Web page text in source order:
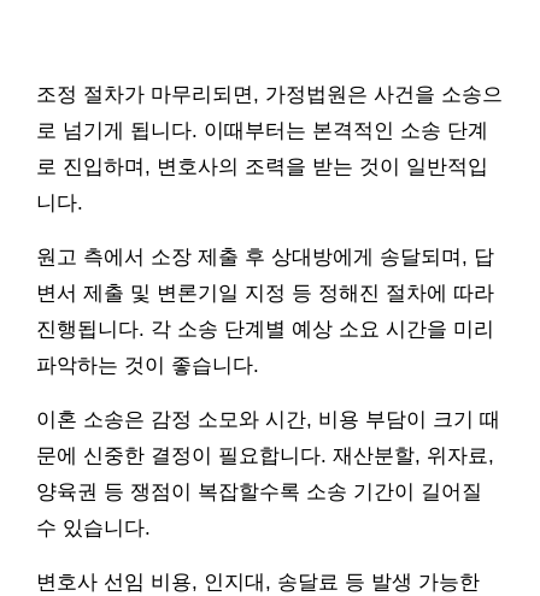
조정 절차가 마무리되면, 가정법원은 사건을 소송으
로 넘기게 됩니다. 이때부터는 본격적인 소송 단계
로 진입하며, 변호사의 조력을 받는 것이 일반적입
니다.
원고 측에서 소장 제출 후 상대방에게 송달되며, 답
변서 제출 및 변론기일 지정 등 정해진 절차에 따라
진행됩니다. 각 소송 단계별 예상 소요 시간을 미리
파악하는 것이 좋습니다.
이혼 소송은 감정 소모와 시간, 비용 부담이 크기 때
문에 신중한 결정이 필요합니다. 재산분할, 위자료,
양육권 등 쟁점이 복잡할수록 소송 기간이 길어질
수 있습니다.
변호사 선임 비용, 인지대, 송달료 등 발생 가능한